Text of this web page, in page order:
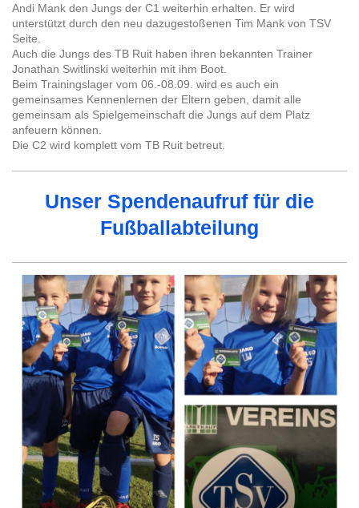
Andi Mank den Jungs der C1 weiterhin erhalten. Er wird
unterstützt durch den neu dazugestoßenen Tim Mank von TSV
Seite.
Auch die Jungs des TB Ruit haben ihren bekannten Trainer
Jonathan Switlinski weiterhin mit ihm Boot.
Beim Trainingslager vom 06.-08.09. wird es auch ein
gemeinsames Kennenlernen der Eltern geben, damit alle
gemeinsam als Spielgemeinschaft die Jungs auf dem Platz
anfeuern können.
Die C2 wird komplett vom TB Ruit betreut.
Unser Spendenaufruf für die
Fußballabteilung